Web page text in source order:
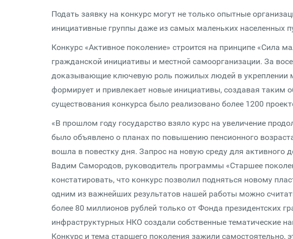
Подать заявку на конкурс могут не только опытные
инициативные группы даже из самых маленьких населенных
Конкурс «Активное поколение» строится на принципе «Сила
гражданской инициативы и местной самоорганизации. За
доказывающие ключевую роль пожилых людей в укреплении
формирует и привлекает новые инициативы, создавая таким
существования конкурса было реализовано более 1200
«В прошлом году государство взяло курс на увеличение
было объявлено о планах по повышению пенсионного
вошла в повестку дня. Запрос на новую среду для активного
Вадим Самородов, руководитель программы «Старшее
констатировать, что конкурс позволил подняться новому
одним из важнейших результатов нашей работы можно
более 80 миллионов рублей только от Фонда президентских
инфраструктурных НКО создали собственные тематические
Конкурс и тема старшего поколения зажили самостоятельно,